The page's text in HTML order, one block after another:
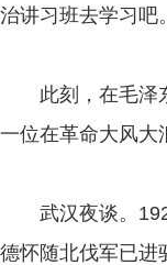
治讲习班去学习吧
此刻，在毛泽东
一位在革命大风大
武汉夜谈。1927
德怀随北伐军已进